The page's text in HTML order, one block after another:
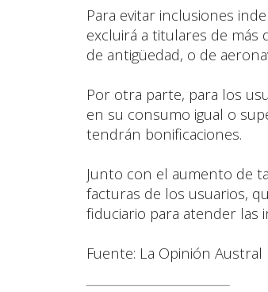
Para evitar inclusiones
excluirá a titulares de
de antigüedad, o de
Por otra parte, para los
en su consumo igual o
tendrán bonificaciones.
Junto con el aumento de
facturas de los usuarios,
fiduciario para atender las
Fuente: La Opinión Austral